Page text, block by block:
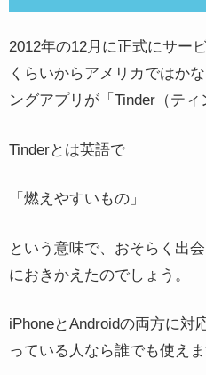
2012年の12月に正式にサー
くらいからアメリカではか
ングアプリが「Tinder（ティ
Tinderとは英語で
「燃えやすいもの」
という意味で、おそらく出
におきかえたのでしょう。
iPhoneとAndroidの両方に対
っている人なら誰でも使えま